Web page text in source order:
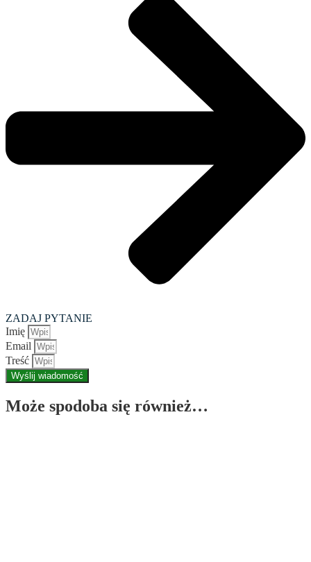
ZADAJ PYTANIE
Imię
Email
Treść
Wyślij wiadomość
Może spodoba się również…